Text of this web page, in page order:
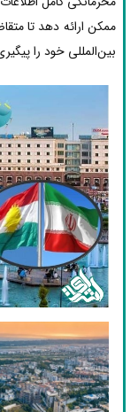
ممکن ارائه دهد تا
بین‌المللی خود را